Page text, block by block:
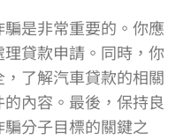
是非常重要的。你應
貸款申請。同時，你
了解汽車貸款的相關
內容。最後，保持良
分子目標的關鍵之